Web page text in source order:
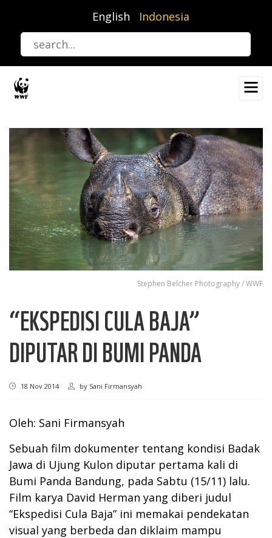
utama
English Indonesia
Stephen ​Belcher Photography / WWF
“EKSPEDISI CULA BAJA”
DIPUTAR DI BUMI PANDA
18 Nov 2014 by Sani Firmansyah
Oleh: Sani Firmansyah
Sebuah film dokumenter tentang kondisi Badak
Jawa di Ujung Kulon diputar pertama kali di
Bumi Panda Bandung, pada Sabtu (15/11) lalu.
Film karya David Herman yang diberi judul
“Ekspedisi Cula Baja” ini memakai pendekatan
visual yang berbeda dan diklaim mampu